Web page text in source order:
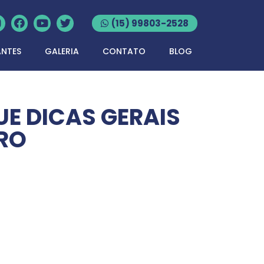
(15) 99803-2528
GALERIA CONTATO BLOG
DICAS GERAIS